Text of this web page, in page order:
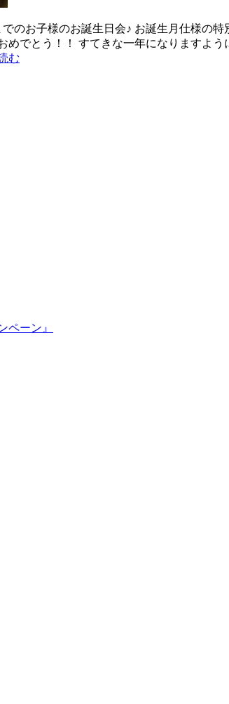
のお子様のお誕生日会♪ お誕生月仕様の
でとう！！ すてきな一年になりますよ
む
ペーン』